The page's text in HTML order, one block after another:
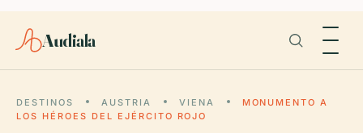
Audiala
DESTINOS AUSTRIA VIENA
MONUMENTO A
LOS HÉROES DEL EJÉRCITO ROJO